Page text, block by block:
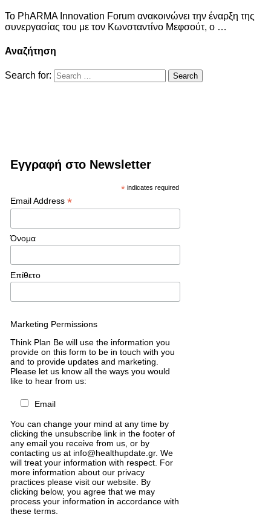
Το PhARMA Innovation Forum ανακοινώνει την έναρξη της
συνεργασίας του με τον Κωνσταντίνο Μεφσούτ, ο …
Αναζήτηση
Search for:
Εγγραφή στο Newsletter
* indicates required
Email Address *
Όνομα
Επίθετο
Marketing Permissions
Think Plan Be will use the information you
provide on this form to be in touch with you
and to provide updates and marketing.
Please let us know all the ways you would
like to hear from us:
Email
You can change your mind at any time by
clicking the unsubscribe link in the footer of
any email you receive from us, or by
contacting us at info@healthupdate.gr. We
will treat your information with respect. For
more information about our privacy
practices please visit our website. By
clicking below, you agree that we may
process your information in accordance with
these terms.